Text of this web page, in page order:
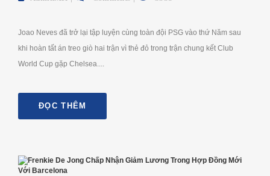
Joao Neves đã trở lại tập luyện cùng toàn đội PSG vào thứ Năm sau
khi hoàn tất án treo giò hai trận vì thẻ đỏ trong trận chung kết Club
World Cup gặp Chelsea....
ĐỌC THÊM